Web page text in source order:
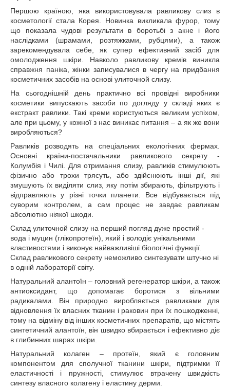
Першою країною, яка використовувала равликову слиз в
косметології стала Корея. Новинка викликала фурор, тому
що показала чудові результати в боротьбі з акне і його
наслідками (шрамами, розтяжками, рубцями), а також
зарекомендувала себе, як супер ефективний засіб для
омолодження шкіри. Навколо равликову кремів виникла
справжня паніка, жінки записувалися в чергу на придбання
косметичних засобів на основі улиточной слизу.
На сьогоднішній день практично всі провідні виробники
косметики випускають засоби по догляду у складі яких є
екстракт равлики. Такі креми користуються великим успіхом,
але при цьому, у кожної з нас виникає питання – а як же вони
виробляються?
Равликів розводять на спеціальних екологічних фермах.
Основні країни-постачальники равликового секрету -
Колумбія і Чилі. Для отримання слизу, равликів стимулюють
фізично або трохи трясуть, або здійснюють інші дії, які
змушують їх виділяти слиз, яку потім збирають, фільтрують і
відправляють у різні точки планети. Все відбувається під
суворим контролем, а сам процес не завдає равликам
абсолютно ніякої шкоди.
Склад улиточной слизу на перший погляд дуже простий -
вода і муцин (глікопротеїн), який і володіє унікальними
властивостями і виконує найважливіші біологічні функції.
Склад равликового секрету неможливо синтезувати штучно ні
в одній лабораторії світу.
Натуральний алантоїн – головний регенератор шкіри, а також
антиоксидант, що допомагає боротися з вільними
радикалами. Він природно виробляється равликами для
відновлення їх власних тканин і раковин при їх пошкодженні,
тому на відміну від інших косметичних препаратів, що містять
синтетичний алантоїн, він швидко вбирається і ефективно діє
в глибинних шарах шкіри.
Натуральний колаген – протеїн, який є головним
компонентом для сполучної тканини шкіри, підтримки її
еластичності і пружності, стимулює втрачену швидкість
синтезу власного колагену і еластину дерми.